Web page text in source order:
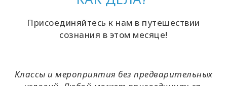
Присоединяйтесь к нам в путешествии
сознания в этом месяце!
Классы и мероприятия без предварительных